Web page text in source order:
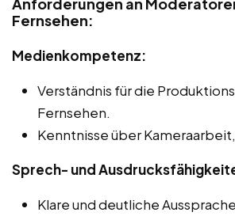
Fernsehen:
Medienkompetenz:
Verständnis für die
Fernsehen.
Kenntnisse über
Sprech- und
Klare und deutliche